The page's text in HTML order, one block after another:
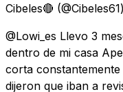
Cibeles🔴
@Lowi_es Llevo 3
dentro de mi casa
corta
dijeron que iban a